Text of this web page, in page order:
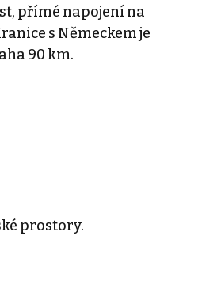
přímé napojení na
s Německem je
90 km.
prostory.